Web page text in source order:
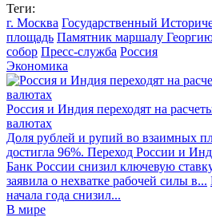
Теги:
г. Москва Государственный
площадь Памятник маршалу
собор Пресс-служба Россия
Экономика
Россия и Индия переходят на
валютах
Доля рублей и рупий во взаимных
достигла 96%. Переход России и
Банк России снизил ключевую
заявила о нехватке рабочей силы в...
начала года снизил...
В мире